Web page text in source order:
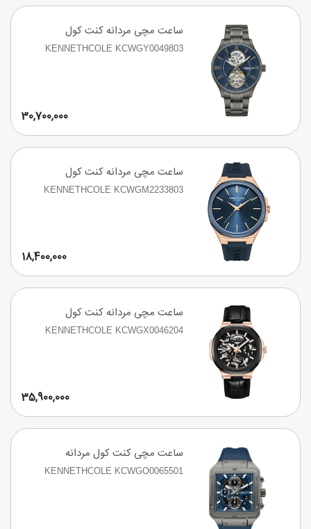
ساعت مچی مردانه کنت کول
KENNETHCOLE KCWGY0049803
30,700,000
ساعت مچی مردانه کنت کول
KENNETHCOLE KCWGM2233803
18,400,000
ساعت مچی مردانه کنت کول
KENNETHCOLE KCWGX0046204
35,900,000
ساعت مچی کنت کول مردانه
KENNETHCOLE KCWGO0065501